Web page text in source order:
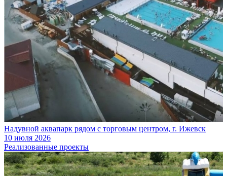
Надувной аквапарк рядом с торговым центром, г. Ижевск
10 июля 2026
Реализованные проекты